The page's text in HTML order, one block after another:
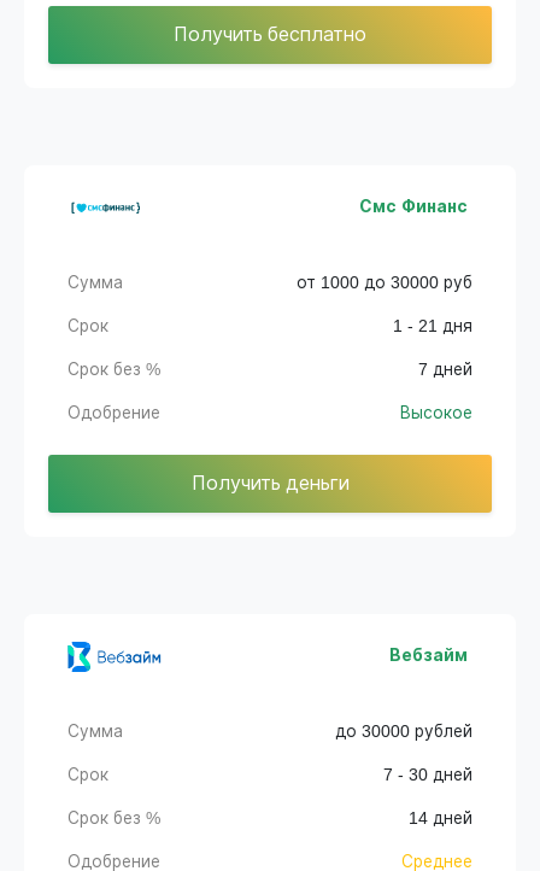
Получить бесплатно
Смс Финанс
Сумма от 1000 до 30000 руб
Срок 1 - 21 дня
Срок без % 7 дней
Одобрение Высокое
Получить деньги
Вебзайм
Сумма до 30000 рублей
Срок 7 - 30 дней
Срок без % 14 дней
Одобрение Среднее